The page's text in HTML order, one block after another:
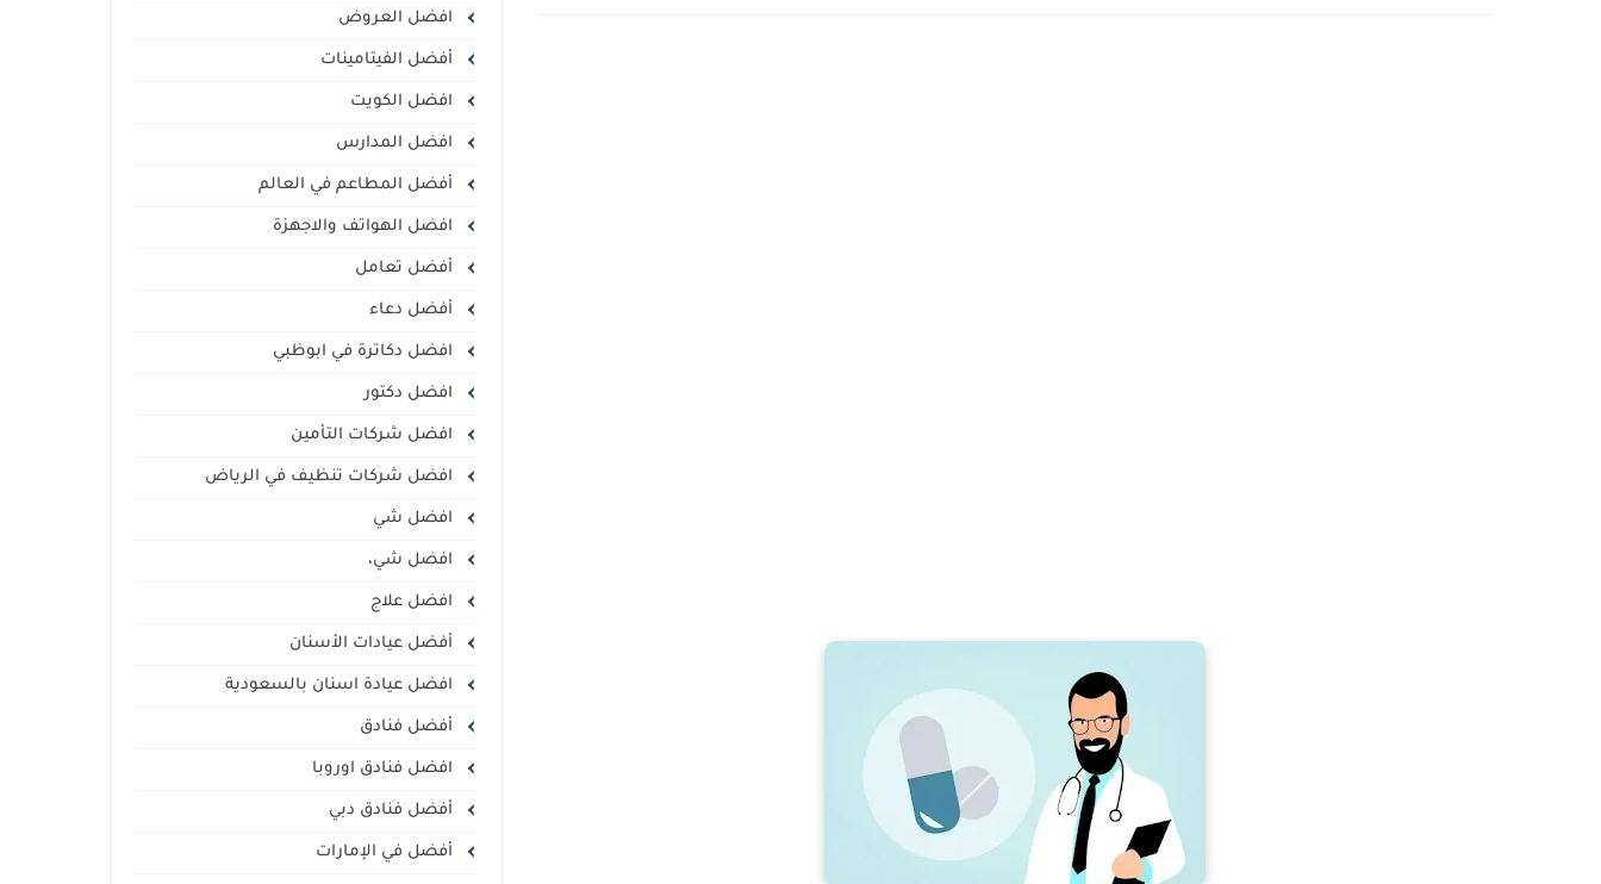
افضل العروض
أفضل الفيتامينات
افضل الكويت
افضل المدارس
أفضل المطاعم في العالم
افضل الهواتف والاجهزة
أفضل تعامل
أفضل دعاء
افضل دكاترة في ابوظبي
افضل دكتور
افضل شركات التأمين
افضل شركات تنظيف في الرياض
افضل شي
افضل شي،
افضل علاج
أفضل عيادات الأسنان
افضل عيادة اسنان بالسعودية
أفضل فنادق
افضل فنادق اوروبا
أفضل فنادق دبي
أفضل في الإمارات